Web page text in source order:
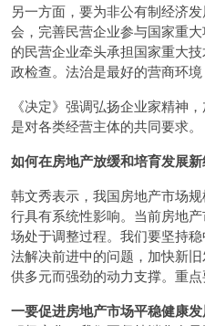
另一方面，要为非公有制经济
会，完善民营企业参与国家重
的民营企业牵头承担国家重大
政检查。法治是最好的营商环
《决定》强调弘扬企业家精神
是对各类经营主体的共同要求。
如何在房地产放缓和培育发展
韩文秀表示，我国房地产市场
行具有系统性影响。当前房地
场处于调整过程。我们要坚持
法解决前进中的问题，加快新
供多元而强劲的动力支撑。重点
一要促进房地产市场平稳健康发